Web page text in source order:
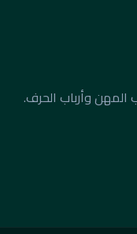
وأرباب الحرف.